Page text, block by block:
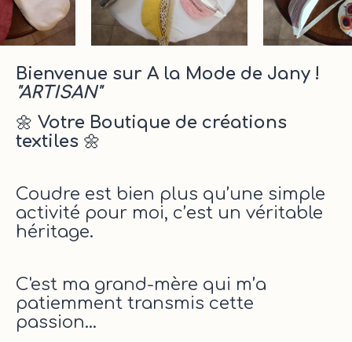
Bienvenue sur A la Mode de Jany !
"ARTISAN"
🌼 Votre Boutique de créations
textiles 🌼
Coudre est bien plus qu’une simple
activité pour moi, c’est un véritable
héritage.
C'est ma grand-mère qui m’a
patiemment transmis cette
passion...